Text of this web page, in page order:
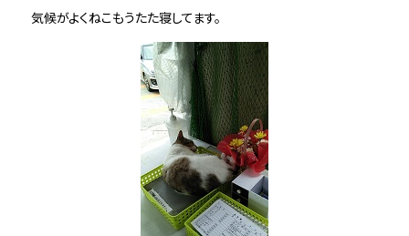
気候がよくねこもうたた寝してます。